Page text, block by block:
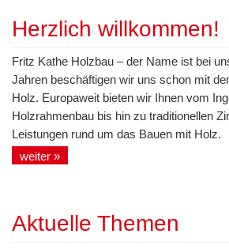
Herzlich willkommen!
Fritz Kathe Holzbau – der Name ist bei
Jahren beschäftigen wir uns schon mit
Holz. Europaweit bieten wir Ihnen vom
Holzrahmenbau bis hin zu traditionellen
Leistungen rund um das Bauen mit Holz.
weiter »
Aktuelle Themen